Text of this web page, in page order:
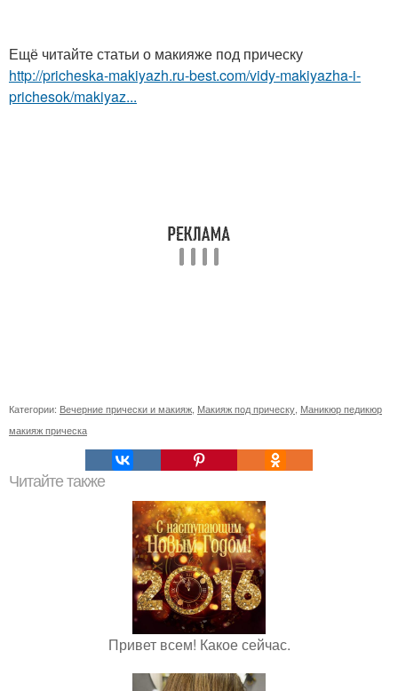
Ещё читайте статьи о макияже под прическу
http://pricheska-makiyazh.ru-best.com/vidy-makiyazha-i-
prichesok/makiyaz...
Категории: Вечерние прически и макияж, Макияж под прическу, Маникюр педикюр
макияж прическа
Читайте также
Привет всем! Какое сейчас.